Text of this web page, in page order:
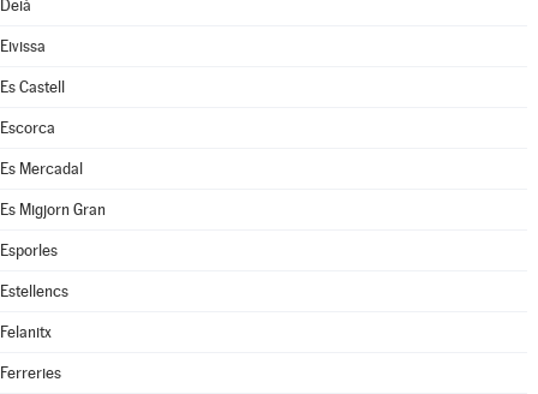
Deià
Eivissa
Es Castell
Escorca
Es Mercadal
Es Migjorn Gran
Esporles
Estellencs
Felanitx
Ferreries